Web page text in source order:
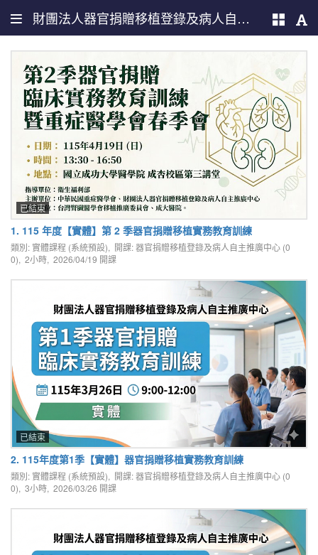
財團法人器官捐贈移植登錄及病人自主推廣中心
已結束
1. 115 年度【實體】第 2 季器官捐贈移植實務教育訓練
類別: 實體課程 (系統預設), 開課: 器官捐贈移植登錄及病人自主推廣中心 (0
0), 2小時, 2026/04/19 開課
已結束
2. 115年度第1季【實體】器官捐贈移植實務教育訓練
類別: 實體課程 (系統預設), 開課: 器官捐贈移植登錄及病人自主推廣中心 (0
0), 3小時, 2026/03/26 開課